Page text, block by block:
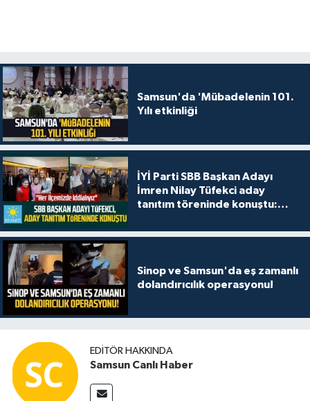
Samsun'da 'Mübadelenin 101.
Yılı etkinliği
İYİ Parti SBB Başkan Adayı
İmren Nilay Tüfekci aday
tanıtım töreninde konuştu:
Sinop ve Samsun'da eş zamanlı
dolandırıcılık operasyonu!
EDITÖR HAKKINDA
Samsun Canlı Haber